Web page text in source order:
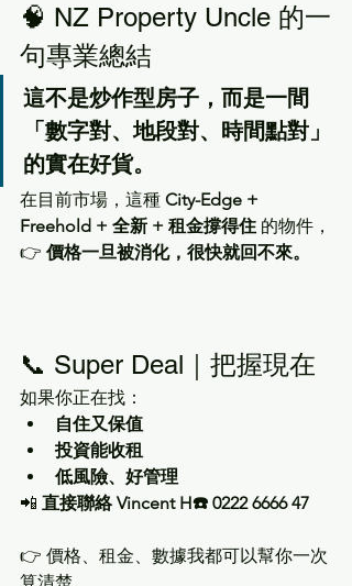
🧠 NZ Property Uncle 的一
句專業總結
這不是炒作型房子，而是一間
「數字對、地段對、時間點對」
的實在好貨。
在目前市場，這種 City-Edge +
Freehold + 全新 + 租金撐得住 的物件，
👉 價格一旦被消化，很快就回不來。
📞 Super Deal｜把握現在
如果你正在找：
自住又保值
投資能收租
低風險、好管理
📲 直接聯絡 Vincent H☎️ 0222 6666 47
👉 價格、租金、數據我都可以幫你一次